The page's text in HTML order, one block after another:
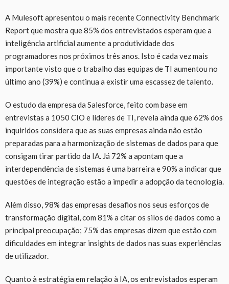
A Mulesoft apresentou o mais recente Connectivity Benchmark
Report que mostra que 85% dos entrevistados esperam que a
inteligência artificial aumente a produtividade dos
programadores nos próximos três anos. Isto é cada vez mais
importante visto que o trabalho das equipas de TI aumentou no
último ano (39%) e continua a existir uma escassez de talento.
O estudo da empresa da Salesforce, feito com base em
entrevistas a 1050 CIO e líderes de TI, revela ainda que 62% dos
inquiridos considera que as suas empresas ainda não estão
preparadas para a harmonização de sistemas de dados para que
consigam tirar partido da IA. Já 72% a apontam que a
interdependência de sistemas é uma barreira e 90% a indicar que
questões de integração estão a impedir a adopção da tecnologia.
Além disso, 98% das empresas desafios nos seus esforços de
transformação digital, com 81% a citar os silos de dados como a
principal preocupação; 75% das empresas dizem que estão com
dificuldades em integrar insights de dados nas suas experiências
de utilizador.
Quanto à estratégia em relação à IA, os entrevistados esperam